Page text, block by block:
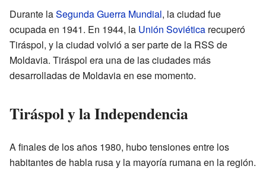
Durante laSegunda Guerra Mundial, la ciudad fue
ocupada en 1941. En 1944, la Unión Soviética recuperó
Tiráspol, y la ciudad volvió a ser parte de la RSS de
Moldavia. Tiráspol era una de las ciudades más
desarrolladas de Moldavia en ese momento.
Tiráspol y la Independencia
A finales de los años 1980, hubo tensiones entre los
habitantes de habla rusa y la mayoría rumana en la región.